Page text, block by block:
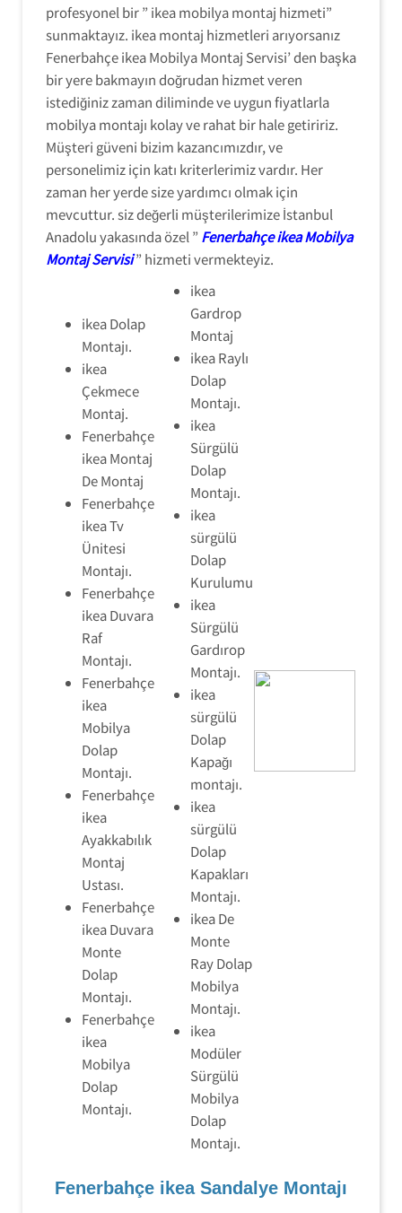
profesyonel bir ” ikea mobilya montaj hizmeti”
sunmaktayız. ikea montaj hizmetleri arıyorsanız
Fenerbahçe ikea Mobilya Montaj Servisi’ den başka
bir yere bakmayın doğrudan hizmet veren
istediğiniz zaman diliminde ve uygun fiyatlarla
mobilya montajı kolay ve rahat bir hale getiririz.
Müşteri güveni bizim kazancımızdır, ve
personelimiz için katı kriterlerimiz vardır. Her
zaman her yerde size yardımcı olmak için
mevcuttur. siz değerli müşterilerimize İstanbul
Anadolu yakasında özel ” Fenerbahçe ikea Mobilya
Montaj Servisi” hizmeti vermekteyiz.
ikea Dolap
Montajı.
ikea
Çekmece
Montaj.
Fenerbahçe
ikea Montaj
De Montaj
Fenerbahçe
ikea Tv
Ünitesi
Montajı.
Fenerbahçe
ikea Duvara
Raf
Montajı.
Fenerbahçe
ikea
Mobilya
Dolap
Montajı.
Fenerbahçe
ikea
Ayakkabılık
Montaj
Ustası.
Fenerbahçe
ikea Duvara
Monte
Dolap
Montajı.
Fenerbahçe
ikea
Mobilya
Dolap
Montajı.
ikea
Gardrop
Montaj
ikea Raylı
Dolap
Montajı.
ikea
Sürgülü
Dolap
Montajı.
ikea
sürgülü
Dolap
Kurulumu
ikea
Sürgülü
Gardırop
Montajı.
ikea
sürgülü
Dolap
Kapağı
montajı.
ikea
sürgülü
Dolap
Kapakları
Montajı.
ikea De
Monte
Ray Dolap
Mobilya
Montajı.
ikea
Modüler
Sürgülü
Mobilya
Dolap
Montajı.
Fenerbahçe ikea Sandalye Montajı